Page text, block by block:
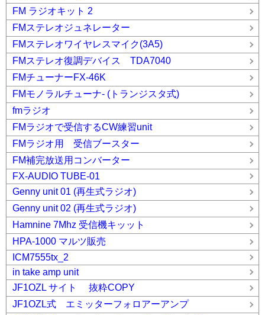
FM ラジオキット 2
FMステレオジュネレーター
FMステレオワイヤレスマイク(3A5)
FMステレオ復調デバイス TDA7040
FMチューナーFX-46K
FMモノラルチューナ- (トランジスタ式)
fmラジオ
FMラジオで受信するCW練習unit
FMラジオ用 受信ブースター
FM補完放送用コンバーター
FX-AUDIO TUBE-01
Genny unit 01 (再生式ラジオ)
Genny unit 02 (再生式ラジオ)
Hamnine 7Mhz 受信機キッット
HPA-1000 マルツ販売
ICM7555tx_2
in take amp unit
JF1OZL サイト 抜粋COPY
JF1OZL式 エミッターフォロアーアンプ